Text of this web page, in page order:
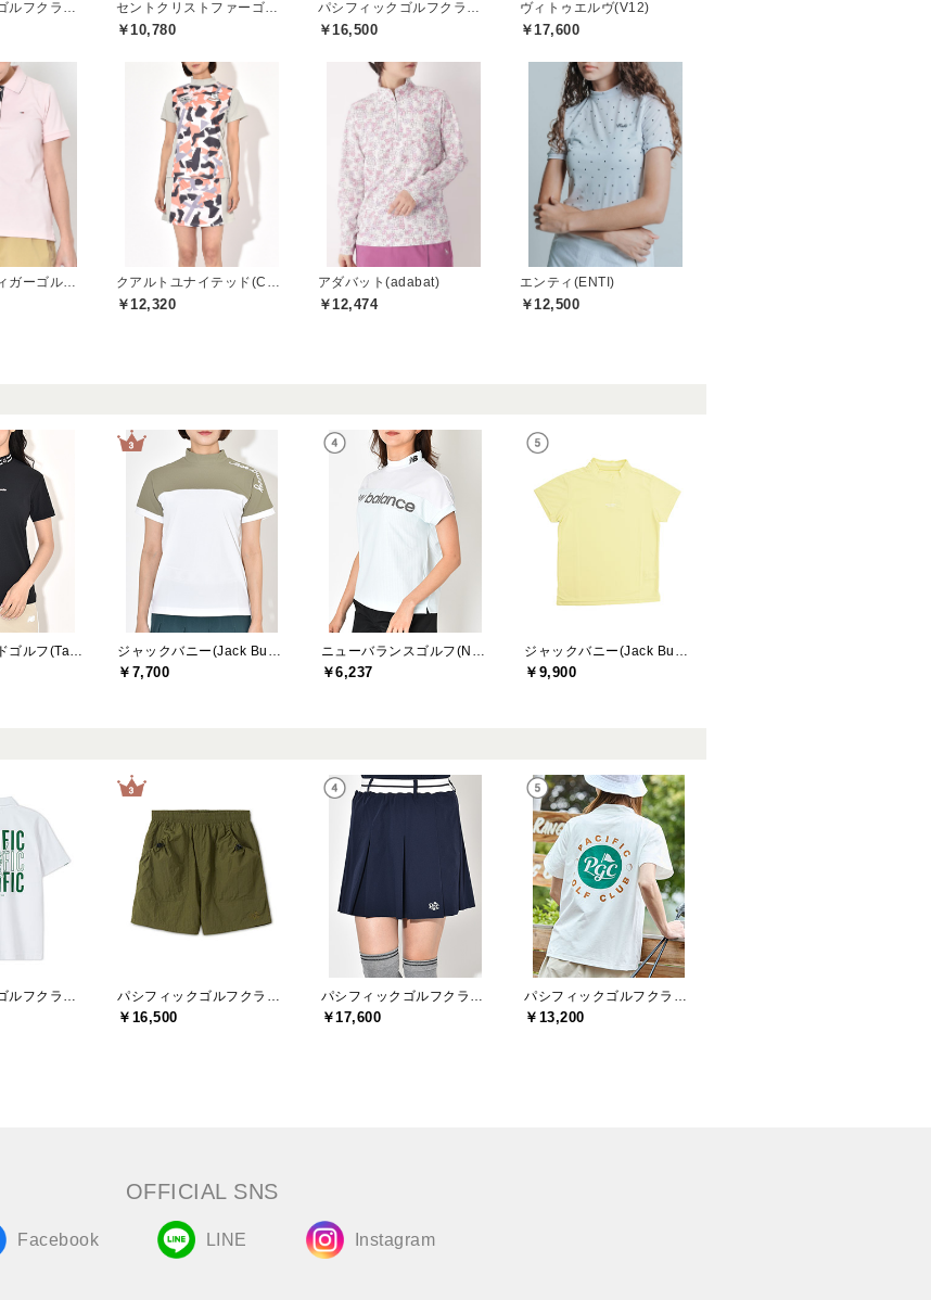
￥10,780 ￥16,500
ヴィトゥエルヴ(V12)
￥17,600
￥12,320
アダバット(adabat)
￥12,474
エンティ(ENTI)
￥12,500
￥7,700 ￥6,237 ￥9,900
￥16,500 ￥17,600 ￥13,200
OFFICIAL SNS
Facebook LINE Instagram